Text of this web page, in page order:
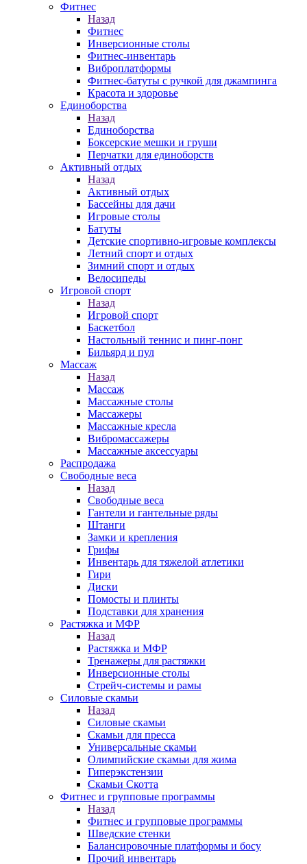
Фитнес
Назад
Фитнес
Инверсионные столы
Фитнес-инвентарь
Виброплатформы
Фитнес-батуты с ручкой для джампинга
Красота и здоровье
Единоборства
Назад
Единоборства
Боксерские мешки и груши
Перчатки для единоборств
Активный отдых
Назад
Активный отдых
Бассейны для дачи
Игровые столы
Батуты
Детские спортивно-игровые комплексы
Летний спорт и отдых
Зимний спорт и отдых
Велосипеды
Игровой спорт
Назад
Игровой спорт
Баскетбол
Настольный теннис и пинг-понг
Бильярд и пул
Массаж
Назад
Массаж
Массажные столы
Массажеры
Массажные кресла
Вибромассажеры
Массажные аксессуары
Распродажа
Свободные веса
Назад
Свободные веса
Гантели и гантельные ряды
Штанги
Замки и крепления
Грифы
Инвентарь для тяжелой атлетики
Гири
Диски
Помосты и плинты
Подставки для хранения
Растяжка и МФР
Назад
Растяжка и МФР
Тренажеры для растяжки
Инверсионные столы
Стрейч-системы и рамы
Силовые скамьи
Назад
Силовые скамьи
Скамьи для пресса
Универсальные скамьи
Олимпийские скамьи для жима
Гиперэкстензии
Скамьи Скотта
Фитнес и групповые программы
Назад
Фитнес и групповые программы
Шведские стенки
Балансировочные платформы и босу
Прочий инвентарь